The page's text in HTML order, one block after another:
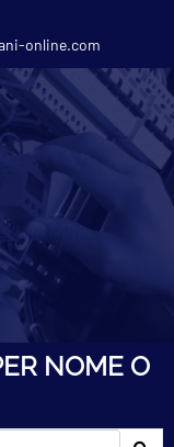
online.com
NOME O